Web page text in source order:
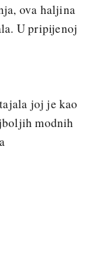
ova haljina
U pripijenoj
joj je kao
modnih